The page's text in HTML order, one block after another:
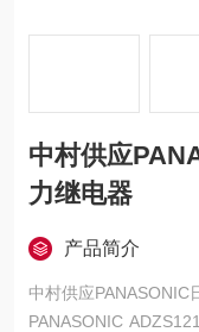
中村供应
力继电器
产品简介
中村供应PANASONIC
PANASONIC